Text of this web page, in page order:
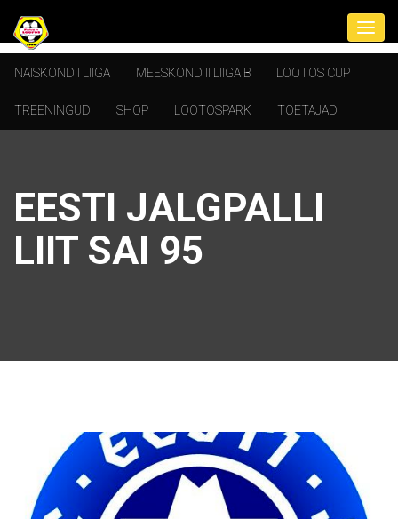
NAISKOND I LIIGA MEESKOND II LIIGA B LOOTOS CUP
TREENINGUD SHOP LOOTOSPARK TOETAJAD
EESTI JALGPALLI
LIIT SAI 95